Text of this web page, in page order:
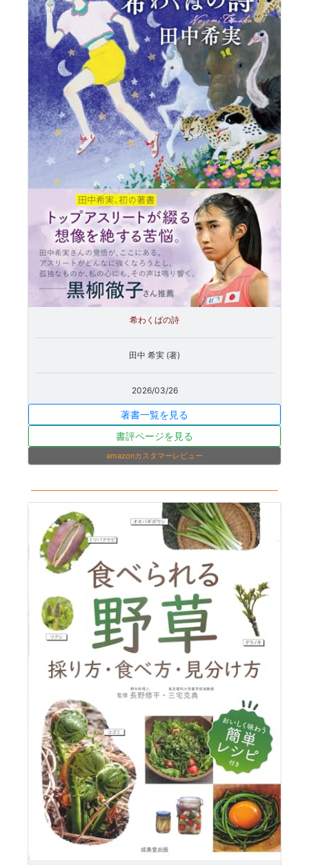
希わくばの詩
田中 希実 (著)
2026/03/26
著書一覧を見る
書評ページを見る
amazonカスタマーレビュー